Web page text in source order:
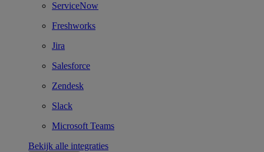
ServiceNow
Freshworks
Jira
Salesforce
Zendesk
Slack
Microsoft Teams
Bekijk alle integraties